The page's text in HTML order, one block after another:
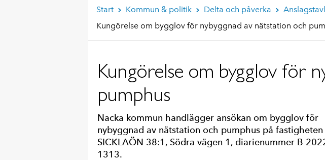
Start Kommun & politik Delta och påverka
Kungörelse om bygglov för nybyggnad av nätstation och
Kungörelse om bygglov för
pumphus
Nacka kommun handlägger ansökan om bygglov för
nybyggnad av nätstation och pumphus på fastigheten
SICKLAÖN 38:1, Södra vägen 1, diarienummer B
1313.